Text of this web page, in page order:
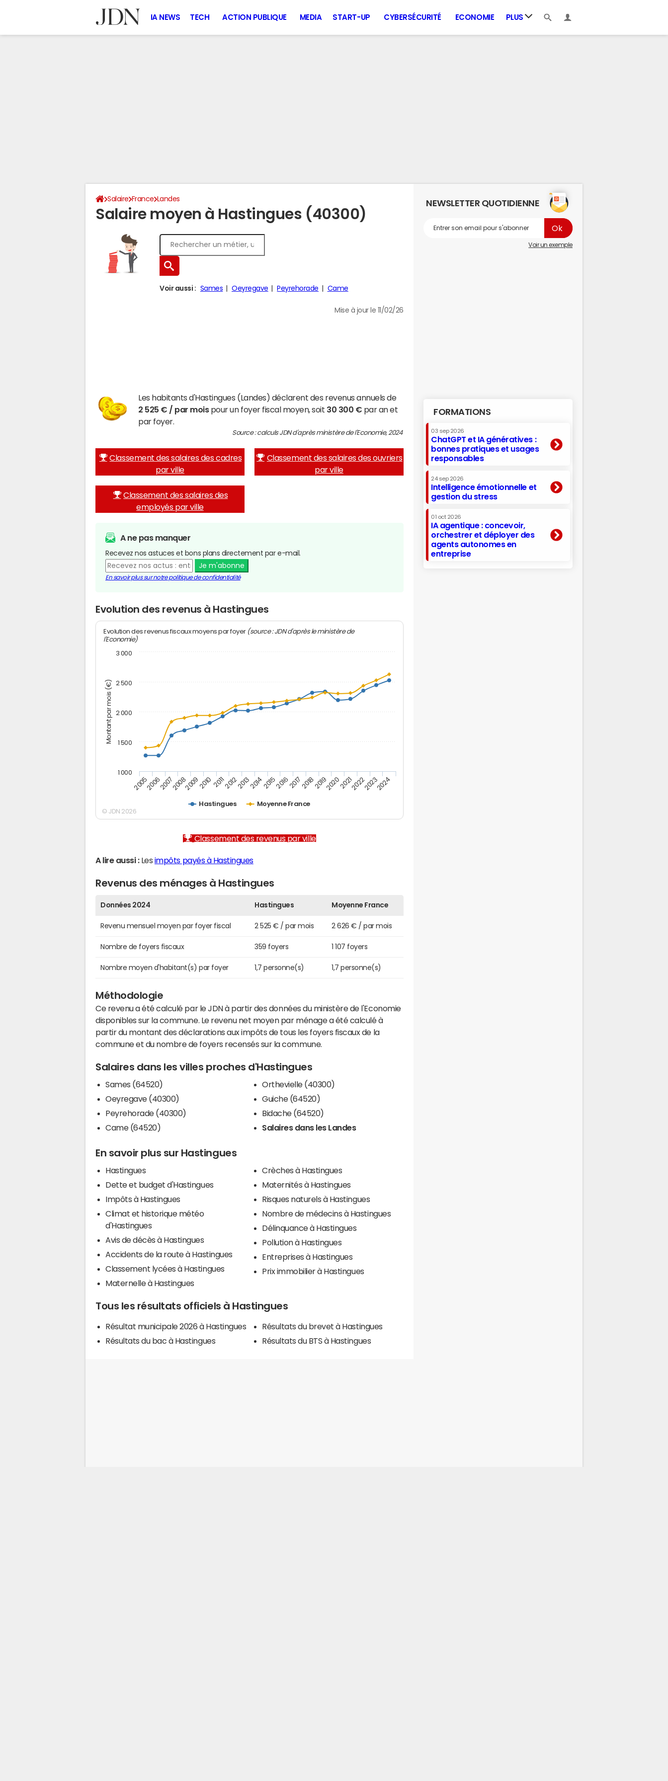
IA NEWS TECH ACTION PUBLIQUE MEDIA START-UP CYBERSÉCURITÉ ECONOMIE PLUS
Salaire France Landes
Salaire moyen à Hastingues (40300)
Voir aussi : Sames Oeyregave Peyrehorade Came
Mise à jour le 11/02/26
Les habitants d'Hastingues (Landes) déclarent des revenus annuels de
2 525 € / par moispour un foyer fiscal moyen, soit 30 300 € par an et
par foyer.
Source : calculs JDN d'après ministère de l'Economie, 2024
Classement des salaires des cadres
par ville
Classement des salaires des ouvriers
par ville
Classement des salaires des
employés par ville
A ne pas manquer
Recevez nos astuces et bons plans directement par e-mail.
Je m'abonne
En savoir plus sur notre politique de confidentialité
Evolution des revenus à Hastingues
Montant par mois (€)
Evolution des revenus fiscaux moyens par foyer (source : JDN d'après le ministère de
l'Economie)
Hastingues Moyenne France
200520062007200820092010 20112012201320142015201620172018201920202021202220232024
1 000
1 500
2 000
2 500
3 000
© JDN 2026
Classement des revenus par ville
A lire aussi :Les impôts payés à Hastingues
Revenus des ménages à Hastingues
Données 2024 Hastingues Moyenne France
Revenu mensuel moyen par foyer fiscal 2 525 € / par mois 2 626 € / par mois
Nombre de foyers fiscaux 359 foyers 1 107 foyers
Nombre moyen d'habitant(s) par foyer 1,7 personne(s) 1,7 personne(s)
Méthodologie
Ce revenu a été calculé par le JDN à partir des données du ministère de l'Economie
disponibles sur la commune. Le revenu net moyen par ménage a été calculé à
partir du montant des déclarations aux impôts de tous les foyers fiscaux de la
commune et du nombre de foyers recensés sur la commune.
Salaires dans les villes proches d'Hastingues
Sames (64520)
Oeyregave (40300)
Peyrehorade (40300)
Came (64520)
Orthevielle (40300)
Guiche (64520)
Bidache (64520)
Salaires dans les Landes
En savoir plus sur Hastingues
Hastingues
Dette et budget d'Hastingues
Impôts à Hastingues
Climat et historique météo
d'Hastingues
Avis de décès à Hastingues
Accidents de la route à Hastingues
Classement lycées à Hastingues
Maternelle à Hastingues
Crèches à Hastingues
Maternités à Hastingues
Risques naturels à Hastingues
Nombre de médecins à Hastingues
Délinquance à Hastingues
Pollution à Hastingues
Entreprises à Hastingues
Prix immobilier à Hastingues
Tous les résultats officiels à Hastingues
Résultat municipale 2026 à Hastingues
Résultats du bac à Hastingues
Résultats du brevet à Hastingues
Résultats du BTS à Hastingues
NEWSLETTER QUOTIDIENNE
Voir un exemple
FORMATIONS
03 sep 2026
ChatGPT et IA génératives :
bonnes pratiques et usages
responsables
24 sep 2026
Intelligence émotionnelle et
gestion du stress
01 oct 2026
IA agentique : concevoir,
orchestrer et déployer des
agents autonomes en
entreprise